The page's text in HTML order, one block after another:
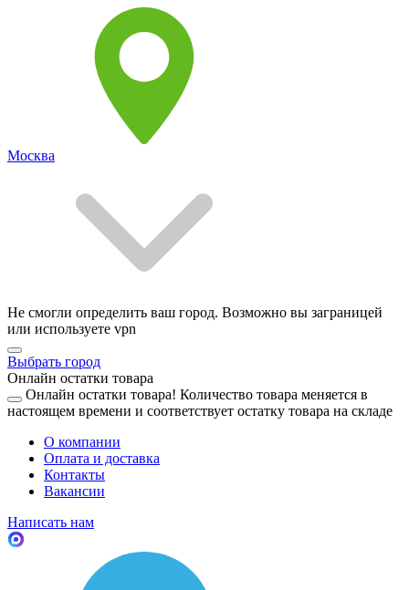
Москва
Не смогли определить ваш город. Возможно вы заграницей
или используете vpn
Выбрать город
Онлайн остатки товара
Онлайн остатки товара! Количество товара меняется в
настоящем времени и соответствует остатку товара на складе
О компании
Оплата и доставка
Контакты
Вакансии
Написать нам